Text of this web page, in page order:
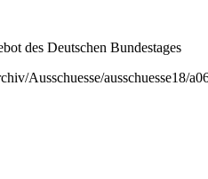
des Deutschen Bundestages
Ausschuesse/ausschuesse18/